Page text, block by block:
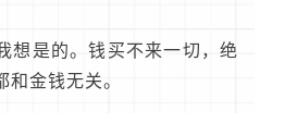
想是的。钱买不来一切，绝
和金钱无关。